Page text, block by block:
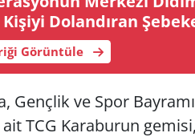
Ki­şi­yi Do­lan­dı­ran
Görüntüle
Genç­lik ve Spor
TCG Ka­ra­bu­run